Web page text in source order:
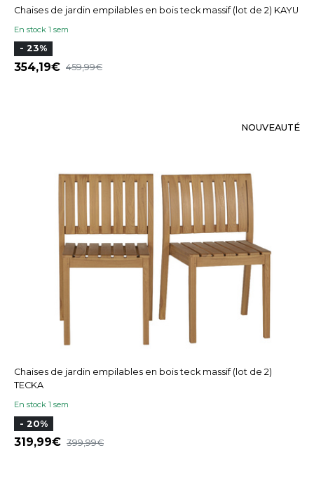
Chaises de jardin empilables en bois teck massif (lot de 2) KAYU
En stock 1 sem
- 23%
354,19 459,99
NOUVEAUTÉ
Chaises de jardin empilables en bois teck massif (lot de 2)
TECKA
En stock 1 sem
- 20%
319,99 399,99